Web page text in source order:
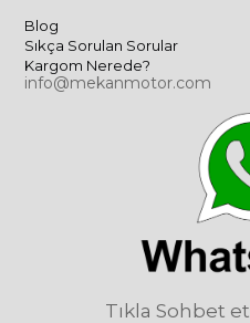
Blog
Sıkça Sorulan Sorular
Kargom Nerede?
info@mekanmotor.com
Tıkla Sohbet et